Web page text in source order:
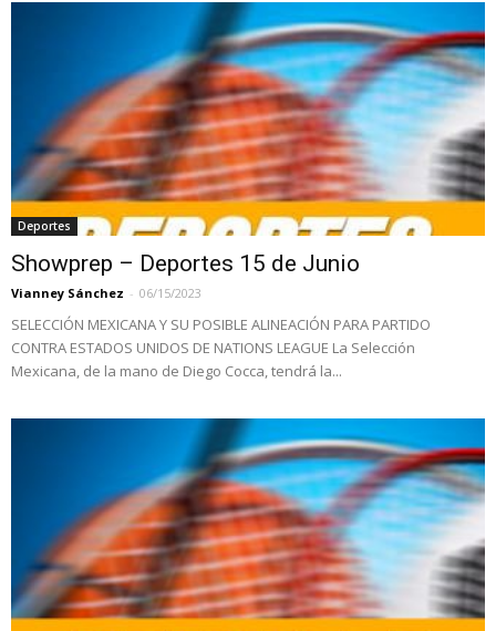
Deportes
Showprep – Deportes 15 de Junio
Vianney Sánchez - 06/15/2023
SELECCIÓN MEXICANA Y SU POSIBLE ALINEACIÓN PARA PARTIDO
CONTRA ESTADOS UNIDOS DE NATIONS LEAGUE La Selección
Mexicana, de la mano de Diego Cocca, tendrá la...